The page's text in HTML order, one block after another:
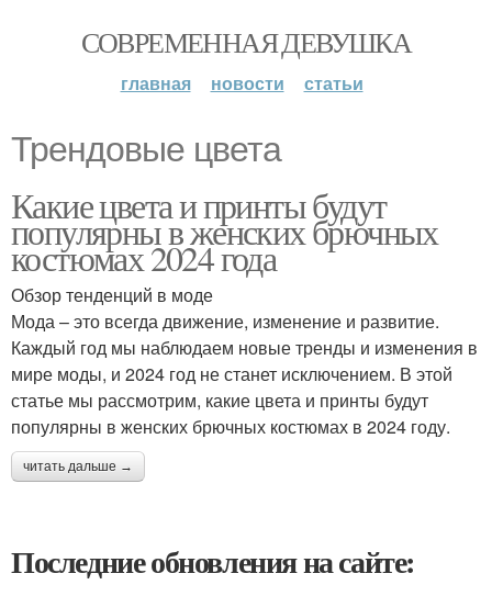
СОВРЕМЕННАЯ ДЕВУШКА
главная новости статьи
Трендовые цвета
Какие цвета и принты будут
популярны в женских брючных
костюмах 2024 года
Обзор тенденций в моде
Мода – это всегда движение, изменение и развитие.
Каждый год мы наблюдаем новые тренды и изменения в
мире моды, и 2024 год не станет исключением. В этой
статье мы рассмотрим, какие цвета и принты будут
популярны в женских брючных костюмах в 2024 году.
читать дальше →
Последние обновления на сайте: